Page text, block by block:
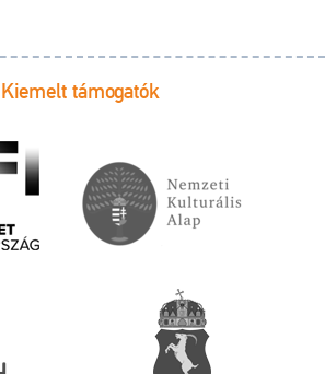
Kiemelt támogatók